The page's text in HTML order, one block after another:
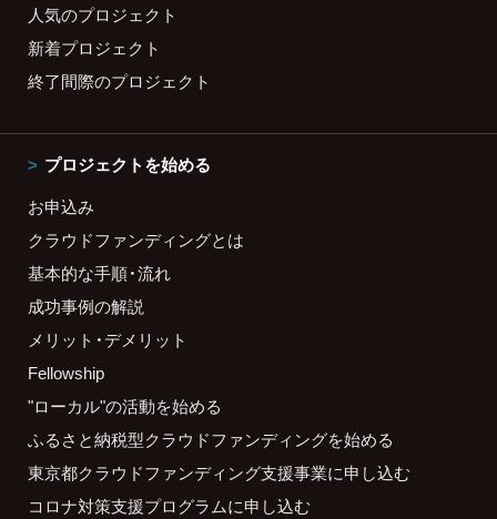
人気のプロジェクト
新着プロジェクト
終了間際のプロジェクト
プロジェクトを始める
お申込み
クラウドファンディングとは
基本的な手順・流れ
成功事例の解説
メリット・デメリット
Fellowship
"ローカル"の活動を始める
ふるさと納税型クラウドファンディングを始める
東京都クラウドファンディング支援事業に申し込む
コロナ対策支援プログラムに申し込む